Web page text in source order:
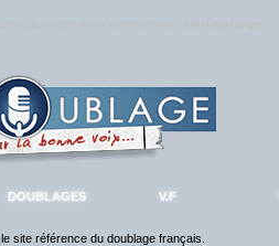
DOUBLAGES V.F
, le site référence du doublage français.